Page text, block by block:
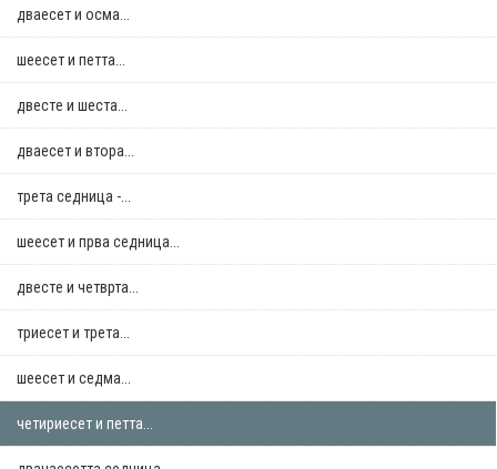
дваесет и осма...
шеесет и петта...
двестe и шеста...
дваесет и втора...
трета седница -...
шеесет и прва седница...
двестe и четврта...
триесет и трета...
шеесет и седма...
четириесет и петта...